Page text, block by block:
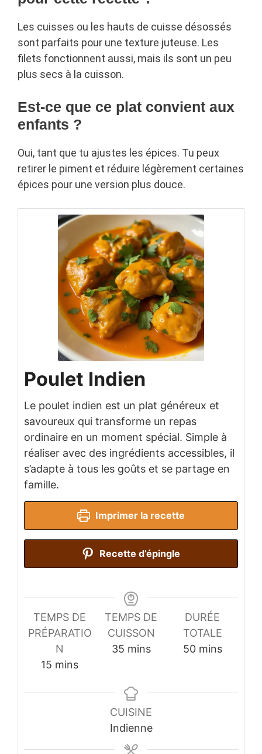
Les cuisses ou les hauts de cuisse désossés
sont parfaits pour une texture juteuse. Les
filets fonctionnent aussi, mais ils sont un peu
plus secs à la cuisson.
Est-ce que ce plat convient aux
enfants ?
Oui, tant que tu ajustes les épices. Tu peux
retirer le piment et réduire légèrement certaines
épices pour une version plus douce.
Poulet Indien
Le poulet indien est un plat généreux et
savoureux qui transforme un repas
ordinaire en un moment spécial. Simple à
réaliser avec des ingrédients accessibles, il
s’adapte à tous les goûts et se partage en
famille.
Imprimer la recette
Recette d’épingle
TEMPS DE
PRÉPARATIO
N
15 minutes
mins
TEMPS DE
CUISSON
35minutes
mins
DURÉE
TOTALE
50minutes
mins
CUISINE
Indienne